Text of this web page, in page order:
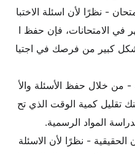
- نظرًا لأن اسئلة الاختبا
في الامتحانات، فإن حفظ ا
كبير من فرصك في اجتيا
من خلال حفظ الأسئلة والأ
تقليل كمية الوقت الذي تح
المواد الرسمية.
- نظرًا لأن الاسئلة